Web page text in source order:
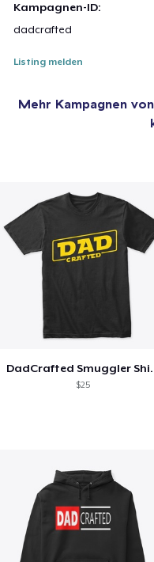
Kampagnen-ID:
dadcrafted
Listing melden
Mehr Kampagnen von
$25